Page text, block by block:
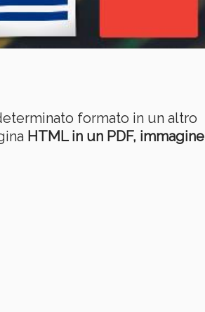
formato in un altro
HTML in un PDF, immagine